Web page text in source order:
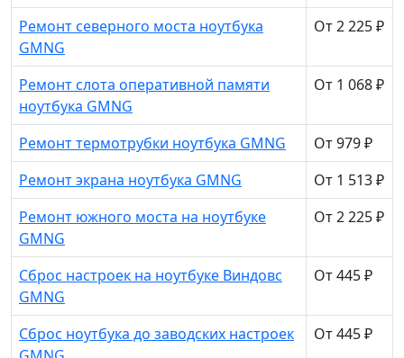
Ремонт северного моста ноутбука
GMNG
От 2 225 ₽
Ремонт слота оперативной памяти
ноутбука GMNG
От 1 068 ₽
Ремонт термотрубки ноутбука GMNG
От 979 ₽
Ремонт экрана ноутбука GMNG
От 1 513 ₽
Ремонт южного моста на ноутбуке
GMNG
От 2 225 ₽
Сброс настроек на ноутбуке Виндовс
GMNG
От 445 ₽
Сброс ноутбука до заводских настроек
От 445 ₽